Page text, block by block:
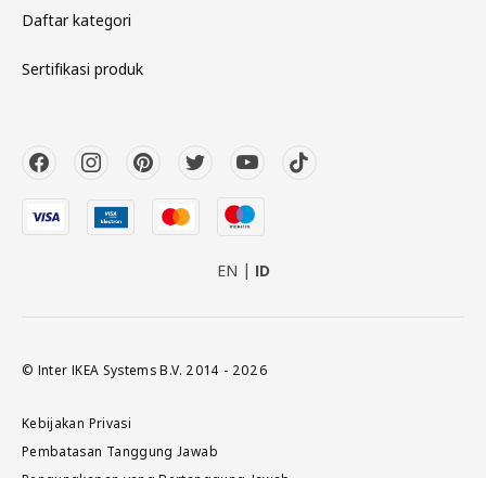
Daftar kategori
Sertifikasi produk
EN ID
© Inter IKEA Systems B.V. 2014 - 2026
Kebijakan Privasi
Pembatasan Tanggung Jawab